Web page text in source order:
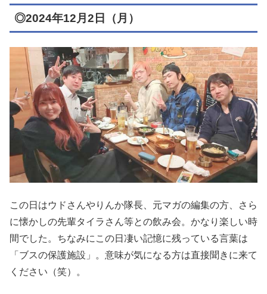
◎2024年12月2日（月）
この日はウドさんやりんか隊長、元マガの編集の方、さら
に懐かしの先輩タイラさん等との飲み会。かなり楽しい時
間でした。ちなみにこの日凄い記憶に残っている言葉は
「ブスの保護施設」。意味が気になる方は直接聞きに来て
ください（笑）。